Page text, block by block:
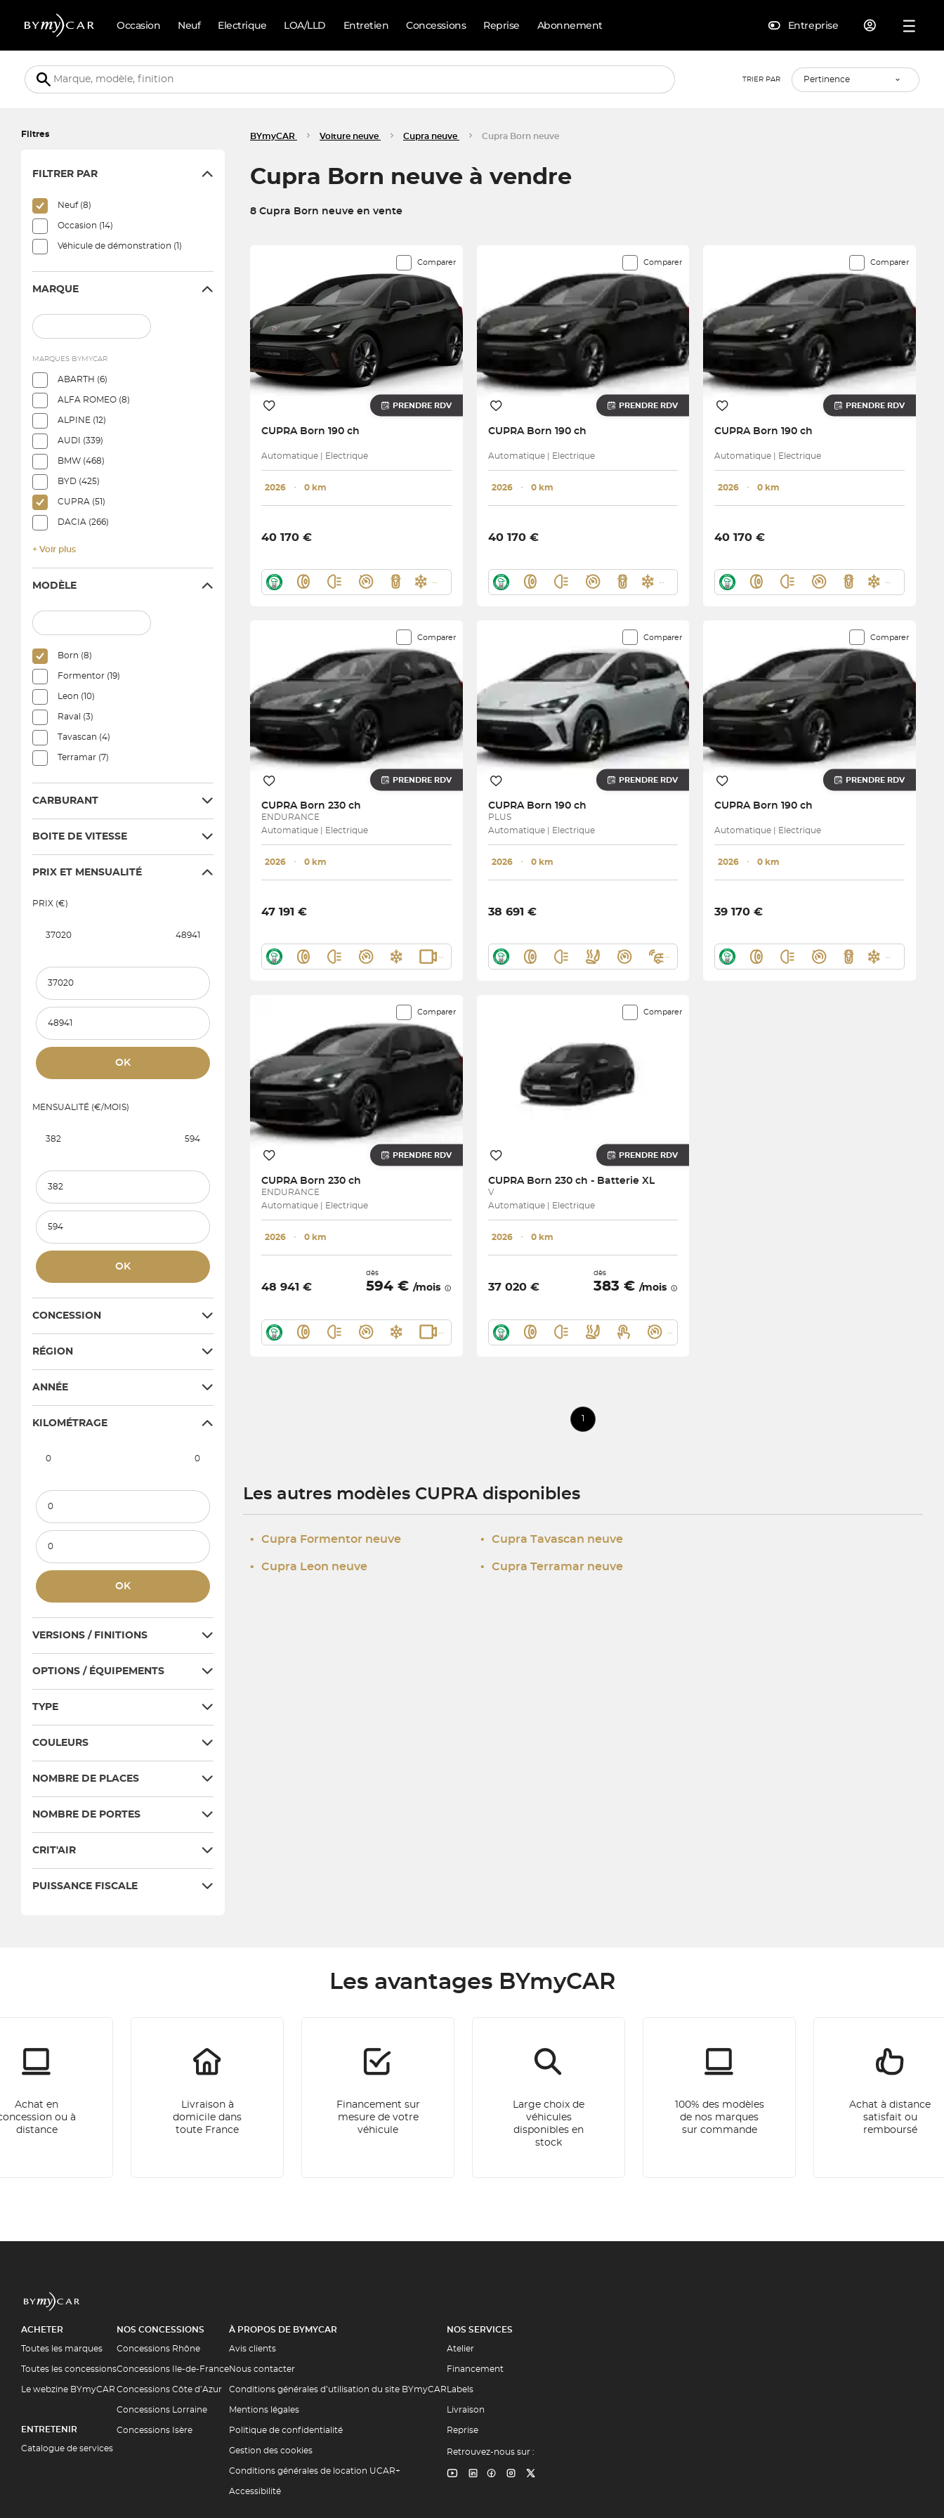
Occasion Neuf Electrique LOA/LLD Entretien Concessions Reprise Abonnement Entreprise
TRIER PAR
Filtres
FILTRER PAR
Neuf (8)
Occasion (14)
Véhicule de démonstration (1)
MARQUE
MARQUES BYMYCAR
ABARTH (6)
ALFA ROMEO (8)
ALPINE (12)
AUDI (339)
BMW (468)
BYD (425)
CUPRA (51)
DACIA (266)
+ Voir plus
MODÈLE
Born (8)
Formentor (19)
Leon (10)
Raval (3)
Tavascan (4)
Terramar (7)
CARBURANT
BOITE DE VITESSE
PRIX ET MENSUALITÉ
PRIX (€)
37020 48941
Prix et mensualité minimum
Prix et mensualité maximum
OK
MENSUALITÉ (€/MOIS)
382 594
Prix et mensualité minimum
Prix et mensualité maximum
OK
CONCESSION
RÉGION
ANNÉE
KILOMÉTRAGE
0 0
Kilométrage minimum
Kilométrage maximum
OK
VERSIONS / FINITIONS
OPTIONS / ÉQUIPEMENTS
TYPE
COULEURS
NOMBRE DE PLACES
NOMBRE DE PORTES
CRIT'AIR
PUISSANCE FISCALE
BYmyCAR Voiture neuve Cupra neuve Cupra Born neuve
Cupra Born neuve à vendre
8 Cupra Born neuve en vente
Comparer
PRENDRE RDV
CUPRA Born 190 ch
Automatique | Electrique
2026 ･ 0 km
40 170 €
Comparer
PRENDRE RDV
CUPRA Born 190 ch
Automatique | Electrique
2026 ･ 0 km
40 170 €
Comparer
PRENDRE RDV
CUPRA Born 190 ch
Automatique | Electrique
2026 ･ 0 km
40 170 €
Comparer
PRENDRE RDV
CUPRA Born 230 ch
ENDURANCE
Automatique | Electrique
2026 ･ 0 km
47 191 €
Comparer
PRENDRE RDV
CUPRA Born 190 ch
PLUS
Automatique | Electrique
2026 ･ 0 km
38 691 €
Comparer
PRENDRE RDV
CUPRA Born 190 ch
Automatique | Electrique
2026 ･ 0 km
39 170 €
Comparer
PRENDRE RDV
CUPRA Born 230 ch
ENDURANCE
Automatique | Electrique
2026 ･ 0 km
48 941 €
dès
594 € /mois
Comparer
PRENDRE RDV
CUPRA Born 230 ch - Batterie XL
V
Automatique | Electrique
2026 ･ 0 km
37 020 €
dès
383 €/mois
1
Les autres modèles CUPRA disponibles
• Cupra Formentor neuve
• Cupra Leon neuve
• Cupra Tavascan neuve
• Cupra Terramar neuve
Les avantages BYmyCAR
Achat en
ou à
distance
Livraison à
domicile dans
toute France
Financement sur
mesure de votre
véhicule
Large choix de
véhicules
disponibles en
stock
100% des modèles
de nos marques
sur commande
Achat à distance
satisfait ou
remboursé
ACHETER
Toutes les marques
Toutes les concessions
Le webzine BYmyCAR
ENTRETENIR
Catalogue de services
NOS CONCESSIONS
Concessions Rhône
Concessions Ile-de-France
Concessions Côte d’Azur
Concessions Lorraine
Concessions Isère
À PROPOS DE BYMYCAR
Avis clients
Nous contacter
Conditions générales d’utilisation du site BYmyCAR
Mentions légales
Politique de confidentialité
Gestion des cookies
Conditions générales de location UCAR+
Accessibilité
NOS SERVICES
Atelier
Financement
Labels
Livraison
Reprise
Retrouvez-nous sur :